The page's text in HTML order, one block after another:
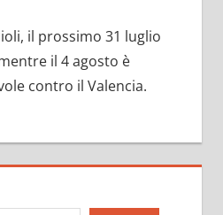
il prossimo 31 luglio
il 4 agosto è
contro il Valencia.